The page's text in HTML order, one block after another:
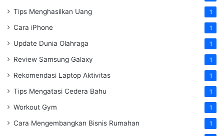
Tips Menghasilkan Uang 1
Cara iPhone 1
Update Dunia Olahraga 1
Review Samsung Galaxy 1
Rekomendasi Laptop Aktivitas 1
Tips Mengatasi Cedera Bahu 1
Workout Gym 1
Cara Mengembangkan Bisnis Rumahan 1